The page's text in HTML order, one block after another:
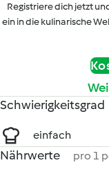
Registriere dich jetzt
ein in die kulinarische
Schwierigkeitsgrad
einfach
Nährwerte pro 1